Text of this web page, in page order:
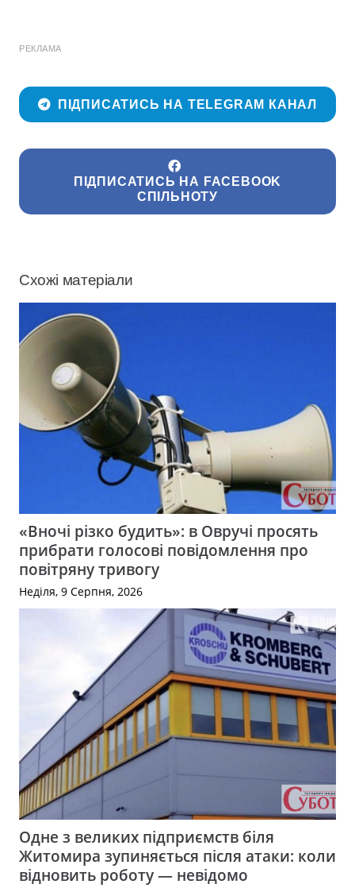
РЕКЛАМА
ПІДПИСАТИСЬ НА TELEGRAM КАНАЛ
ПІДПИСАТИСЬ НА FACEBOOK
СПІЛЬНОТУ
Схожі матеріали
«Вночі різко будить»: в Овручі просять
прибрати голосові повідомлення про
повітряну тривогу
Неділя, 9 Серпня, 2026
Одне з великих підприємств біля
Житомира зупиняється після атаки: коли
відновить роботу — невідомо